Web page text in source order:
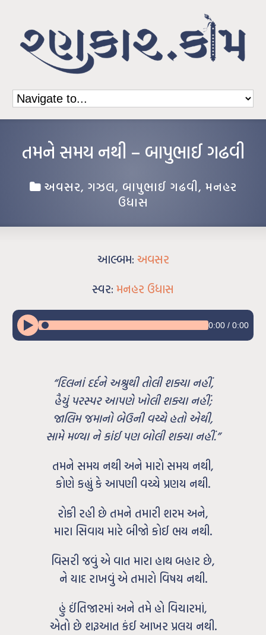
તમને સમય નથી – બાપુભાઈ ગઢવી
અવસર, ગઝલ, બાપુભાઈ ગઢવી, મનહર
ઉધાસ
આલ્બમ: અવસર
સ્વર: મનહર ઉધાસ
0:00/ 0:00
“દિલનાં દર્દને અશ્રુથી તોલી શક્યા નહીં,
હૈયું પરસ્પર આપણે ખોલી શક્યા નહીં;
જાલિમ જમાનો બેઉની વચ્ચે હતો એથી,
સામે મળ્યા ને કાંઈ પણ બોલી શક્યા નહીં.”
તમને સમય નથી અને મારો સમય નથી,
કોણે કહ્યું કે આપણી વચ્ચે પ્રણય નથી.
રોકી રહી છે તમને તમારી શરમ અને,
મારા સિવાય મારે બીજો કોઈ ભય નથી.
વિસરી જવું એ વાત મારા હાથ બહાર છે,
ને યાદ રાખવું એ તમારો વિષય નથી.
હું ઈંતિજારમાં અને તમે હો વિચારમાં,
એતો છે શરૂઆત કંઈ આખર પ્રલય નથી.